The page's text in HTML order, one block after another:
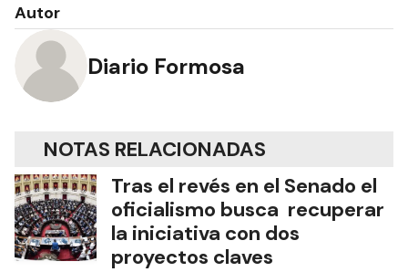
Autor
Diario Formosa
NOTAS RELACIONADAS
Tras el revés en el Senado el
oficialismo busca recuperar
la iniciativa con dos
proyectos claves